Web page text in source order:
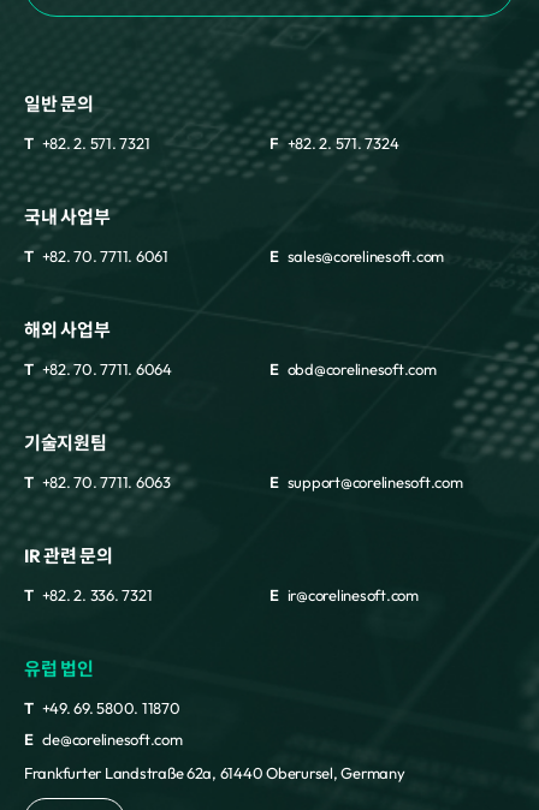
일반 문의
T +82. 2. 571. 7321 F +82. 2. 571. 7324
국내 사업부
T +82. 70. 7711. 6061 E sales@corelinesoft.com
해외 사업부
T +82. 70. 7711. 6064 E obd@corelinesoft.com
기술지원팀
T +82. 70. 7711. 6063 E support@corelinesoft.com
IR 관련 문의
T +82. 2. 336. 7321 E ir@corelinesoft.com
유럽 법인
T +49. 69. 5800. 11870
E cle@corelinesoft.com
Frankfurter Landstraße 62a, 61440 Oberursel, Germany